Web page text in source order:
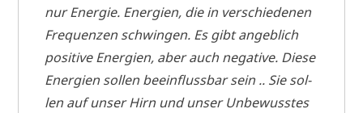
nur Ener­gie. Ener­gien, die in ver­schie­de­nen
Fre­quen­zen schwin­gen. Es gibt angeb­lich
posi­ti­ve Ener­gien, aber auch nega­ti­ve. Die­se
Ener­gien sol­len beein­fluss­bar sein .. Sie sol­
len auf unser Hirn und unser Unbe­wuss­tes